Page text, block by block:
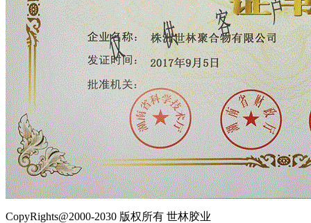
CopyRights@2000-2030 版权所有 世林胶业